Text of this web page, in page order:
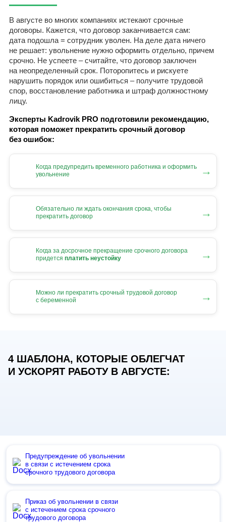
В августе во многих компаниях истекают срочные
договоры. Кажется, что договор заканчивается сам:
дата подошла = сотрудник уволен. На деле дата ничего
не решает: увольнение нужно оформить отдельно, причем
срочно. Не успеете – считайте, что договор заключен
на неопределенный срок. Поторопитесь и рискуете
нарушить порядок или ошибиться – получите трудовой
спор, восстановление работника и штраф должностному
лицу.
Эксперты Kadrovik PRO подготовили рекомендацию,
которая поможет прекратить срочный договор
без ошибок:
Когда предупредить временного работника и оформить
увольнение
→
Обязательно ли ждать окончания срока, чтобы
прекратить договор
→
Когда за досрочное прекращение срочного договора
придется платить неустойку →
Можно ли прекратить срочный трудовой договор
с беременной
→
4 ШАБЛОНА, КОТОРЫЕ ОБЛЕГЧАТ
И УСКОРЯТ РАБОТУ В АВГУСТЕ:
Предупреждение об увольнении
в связи с истечением срока
срочного трудового договора
Приказ об увольнении в связи
с истечением срока срочного
трудового договора